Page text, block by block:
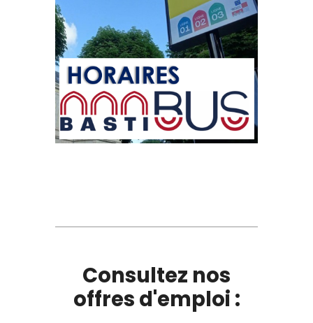
Consultez nos
offres d'emploi :